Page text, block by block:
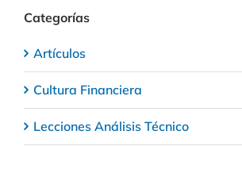
Categorías
Artículos
Cultura Financiera
Lecciones Análisis Técnico